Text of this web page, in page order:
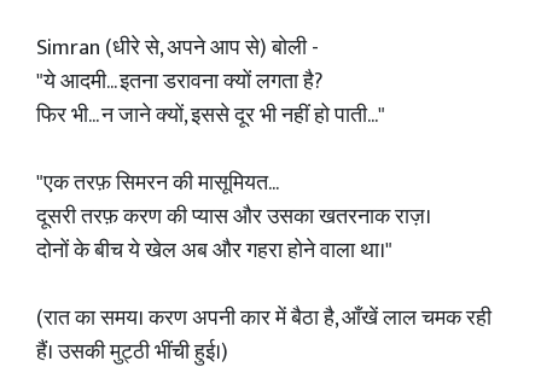
Simran (धीरे से, अपने आप से) बोली -
"ये आदमी... इतना डरावना क्यों लगता है?
फिर भी... न जाने क्यों, इससे दूर भी नहीं हो पाती..."
"एक तरफ़ सिमरन की मासूमियत...
दूसरी तरफ़ करण की प्यास और उसका खतरनाक राज़।
दोनों के बीच ये खेल अब और गहरा होने वाला था।"
(रात का समय। करण अपनी कार में बैठा है, आँखें लाल चमक रही
हैं। उसकी मुट्ठी भींची हुई।)